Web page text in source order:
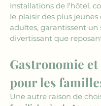
installations de l'hôtel,
le plaisir des plus
adultes, garantissent un
divertissant que
Gastronomie
pour les
Une autre raison de